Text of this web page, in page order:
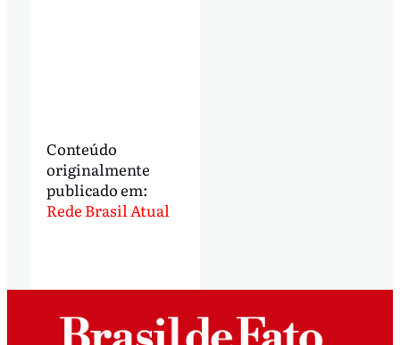
Conteúdo
originalmente
publicado em:
Rede Brasil Atual